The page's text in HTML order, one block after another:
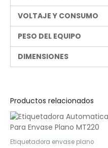
VOLTAJE Y CONSUMO
PESO DEL EQUIPO
DIMENSIONES
Productos relacionados
Etiquetadora envase plano